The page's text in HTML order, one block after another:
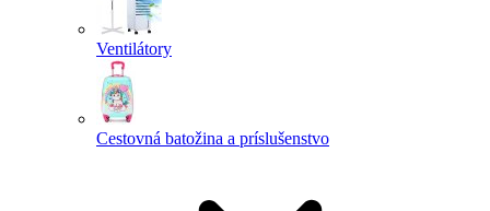
Ventilátory
Cestovná batožina a príslušenstvo